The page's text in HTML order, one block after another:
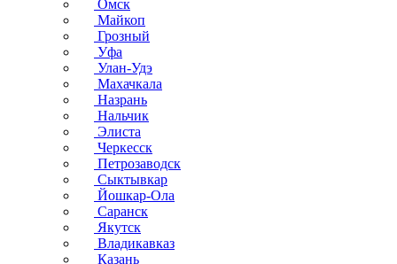
Омск
Майкоп
Грозный
Уфа
Улан-Удэ
Махачкала
Назрань
Нальчик
Элиста
Черкесск
Петрозаводск
Сыктывкар
Йошкар-Ола
Саранск
Якутск
Владикавказ
Казань